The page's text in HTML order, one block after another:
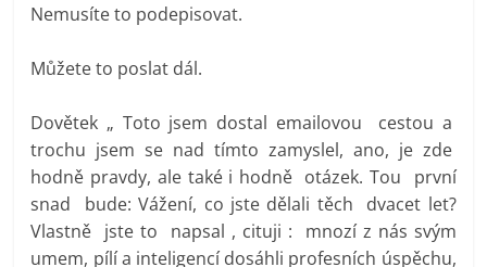
Nemusíte to podepisovat.
Můžete to poslat dál.
Dovětek „ Toto jsem dostal emailovou cestou a
trochu jsem se nad tímto zamyslel, ano, je zde
hodně pravdy, ale také i hodně otázek. Tou první
snad bude: Vážení, co jste dělali těch dvacet let?
Vlastně jste to napsal , cituji : mnozí z nás svým
umem, pílí a inteligencí dosáhli profesních úspěchu,